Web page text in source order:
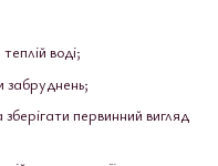
воді;
забруднень;
первинний вигляд